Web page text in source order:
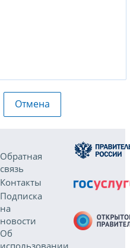
Отмена
Обратная
связь
Контакты
Подписка
на
новости
Об
использовании